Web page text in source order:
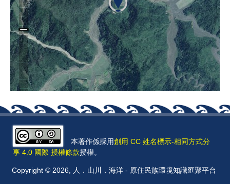
本著作係採用創用 CC 姓名標示-相同方式分
享 4.0 國際 授權條款授權。
Copyright © 2026, 人．山川．海洋 - 原住民族環境知識匯聚平台